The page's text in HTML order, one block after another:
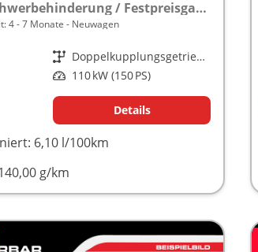
Selection 50% Schwerbehinderung / Festpreisgarantie* Modelljahr 1.5 TSI Mild-Hybrid 150PS DSG "Sonderangebot bei Schwerbehinderung" frei konfigurierbar!
4 - 7 Monate Neuwagen
Getriebe
Doppelkupplungsgetriebe (DSG)
Leistung 110 kW (150 PS)
Details
6,10 l/100km
g/km